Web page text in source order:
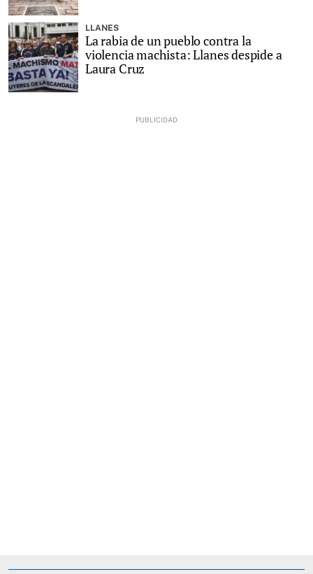
LLANES
La rabia de un pueblo contra la
violencia machista: Llanes despide a
Laura Cruz